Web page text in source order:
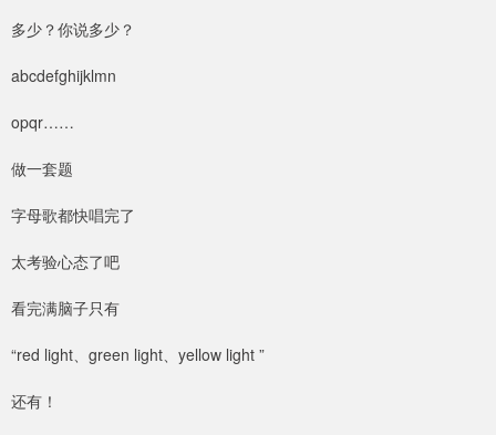
多少？你说多少？
abcdefghijklmn
opqr……
做一套题
字母歌都快唱完了
太考验心态了吧
看完满脑子只有
“red light、green light、yellow light ”
还有！